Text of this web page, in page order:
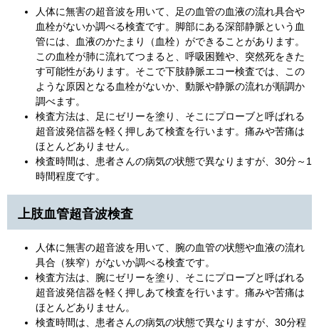
人体に無害の超音波を用いて、足の血管の血液の流れ具合や
血栓がないか調べる検査です。脚部にある深部静脈という血
管には、血液のかたまり（血栓）ができることがあります。
この血栓が肺に流れてつまると、呼吸困難や、突然死をきた
す可能性があります。そこで下肢静脈エコー検査では、この
ような原因となる血栓がないか、動脈や静脈の流れが順調か
調べます。
検査方法は、足にゼリーを塗り、そこにプローブと呼ばれる
超音波発信器を軽く押しあて検査を行います。痛みや苦痛は
ほとんどありません。
検査時間は、患者さんの病気の状態で異なりますが、30分～1
時間程度です。
上肢血管超音波検査
人体に無害の超音波を用いて、腕の血管の状態や血液の流れ
具合（狭窄）がないか調べる検査です。
検査方法は、腕にゼリーを塗り、そこにプローブと呼ばれる
超音波発信器を軽く押しあて検査を行います。痛みや苦痛は
ほとんどありません。
検査時間は、患者さんの病気の状態で異なりますが、30分程